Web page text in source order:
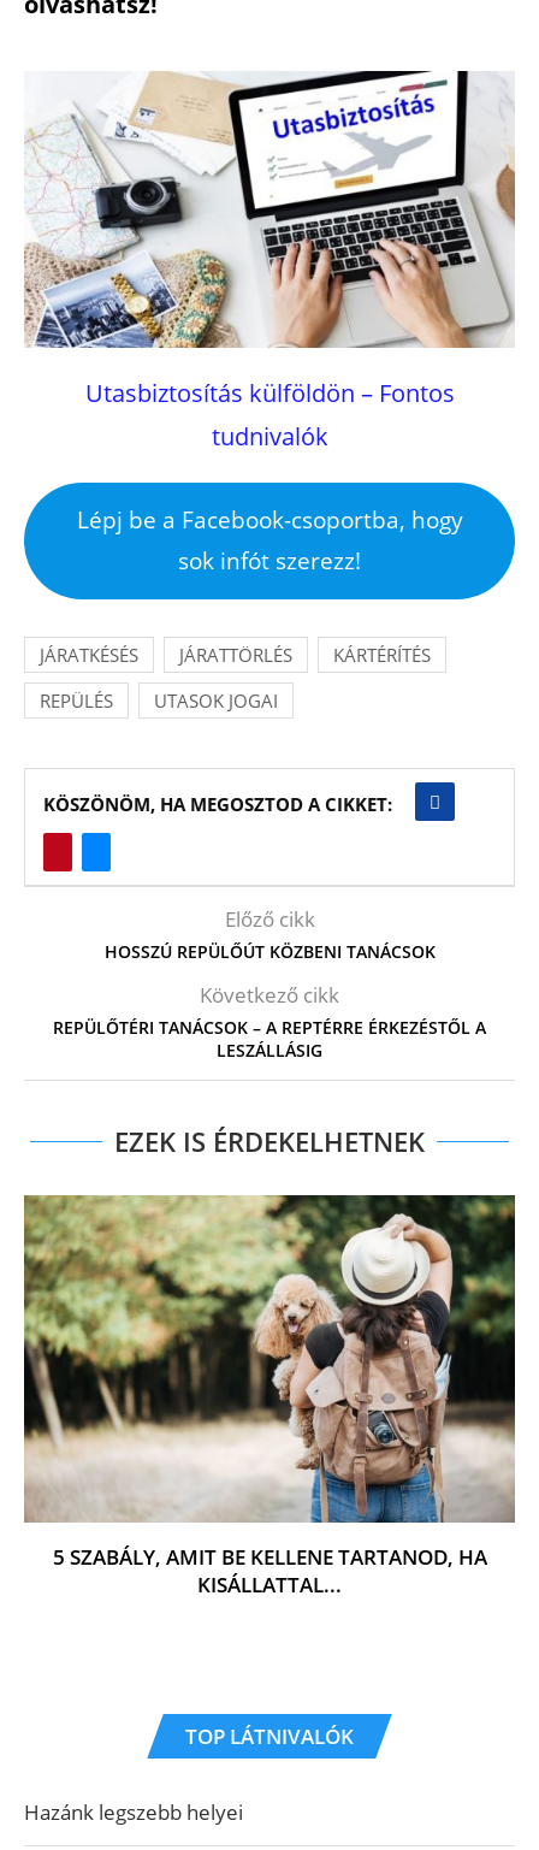
Utasbiztosítás külföldön – Fontos
tudnivalók
Lépj be a Facebook-csoportba, hogy
sok infót szerezz!
JÁRATKÉSÉS JÁRATTÖRLÉS
KÁRTÉRÍTÉS
REPÜLÉS
UTASOK JOGAI
KÖSZÖNÖM, HA MEGOSZTOD A CIKKET:
Előző cikk
HOSSZÚ REPÜLŐÚT KÖZBENI TANÁCSOK
Következő cikk
REPÜLŐTÉRI TANÁCSOK – A REPTÉRRE ÉRKEZÉSTŐL A
LESZÁLLÁSIG
EZEK IS ÉRDEKELHETNEK
5 SZABÁLY, AMIT BE KELLENE TARTANOD, HA
KISÁLLATTAL...
TOP LÁTNIVALÓK
Hazánk legszebb helyei